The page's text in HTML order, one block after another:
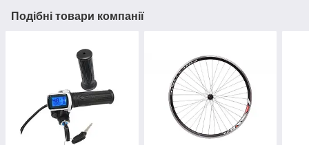
Подібні товари компанії